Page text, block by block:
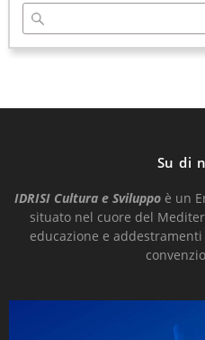
Su di
IDRISI Cultura e Sviluppoè un
situato nel cuore del
educazione e